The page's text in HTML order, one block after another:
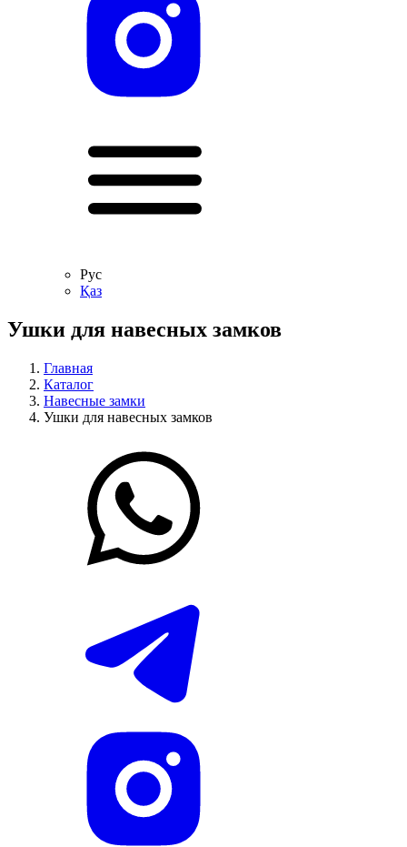
Рус
Қаз
Ушки для навесных замков
Главная
Каталог
Навесные замки
Ушки для навесных замков